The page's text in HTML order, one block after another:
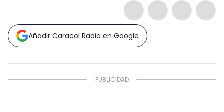
Añadir Caracol Radio en Google